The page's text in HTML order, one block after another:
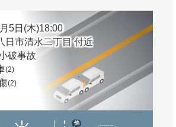
5日(木)18:00
日市清水二丁目 付近
破事故
(2)
(2)
他